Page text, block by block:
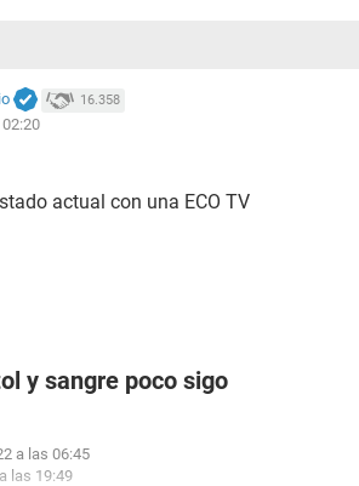
16.358
actual con una ECO TV
y sangre poco sigo
a las 06:45
las 19:49